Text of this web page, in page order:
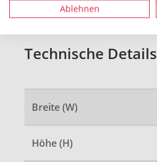
Ablehnen
Technische Details
Breite (W)
Höhe (H)